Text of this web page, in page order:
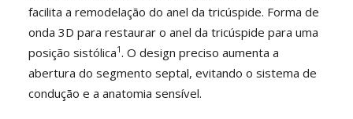
facilita a remodelação do anel da tricúspide. Forma de
onda 3D para restaurar o anel da tricúspide para uma
posição sistólica1. O design preciso aumenta a
abertura do segmento septal, evitando o sistema de
condução e a anatomia sensível.